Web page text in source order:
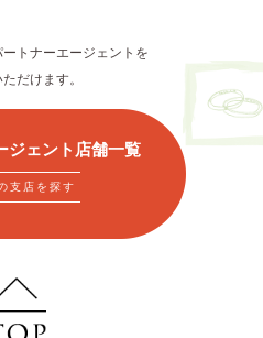
トナーエージェントを
だけます。
ジェント店舗一覧
支店を探す